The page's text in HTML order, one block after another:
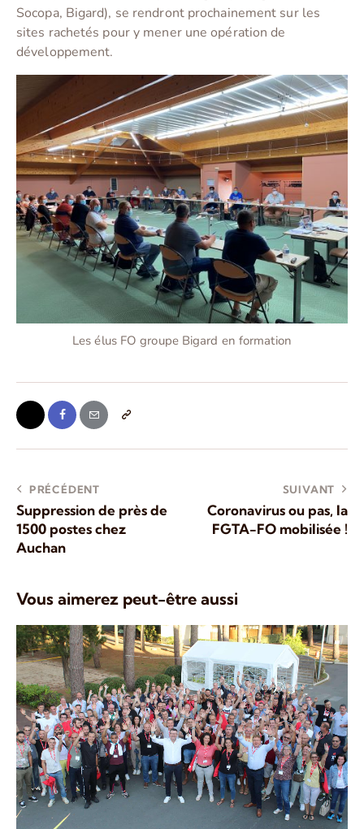
Socopa, Bigard), se rendront prochainement sur les
sites rachetés pour y mener une opération de
développement.
Les élus FO groupe Bigard en formation
PRÉCÉDENT
Suppression de près de
1500 postes chez
Auchan
SUIVANT
Coronavirus ou pas, la
FGTA-FO mobilisée !
Vous aimerez peut-être aussi